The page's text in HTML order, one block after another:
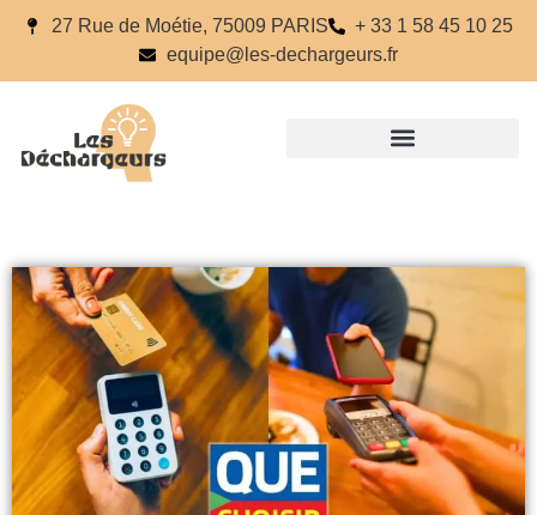
27 Rue de Moétie, 75009 PARIS
+ 33 1 58 45 10 25
equipe@les-dechargeurs.fr